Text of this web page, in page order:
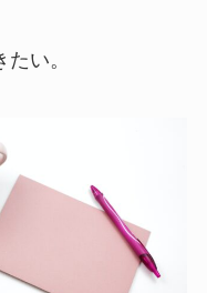
い。